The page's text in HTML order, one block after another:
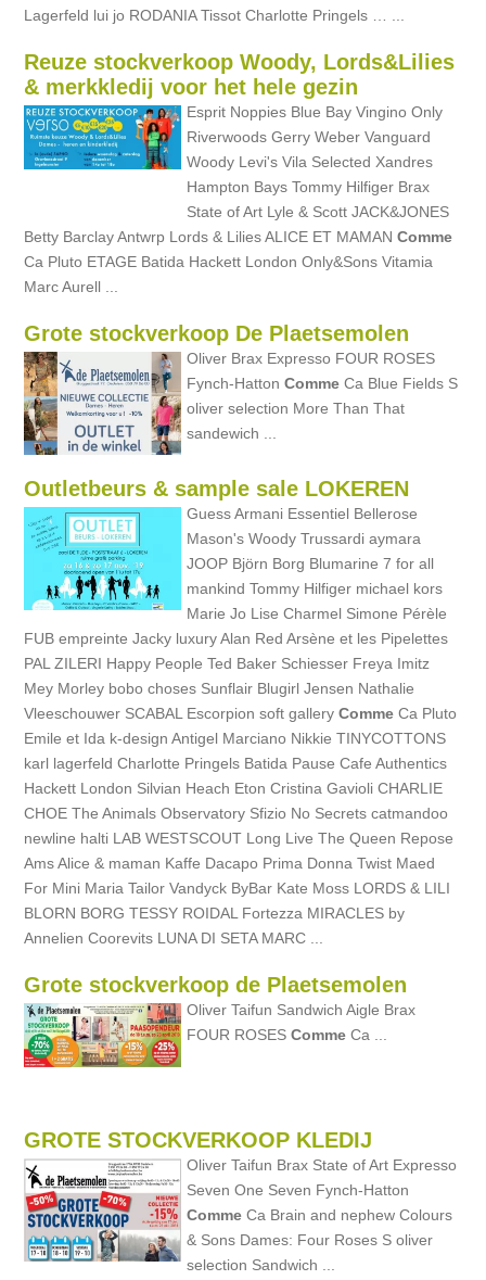
Lagerfeld lui jo RODANIA Tissot Charlotte Pringels … ...
Reuze stockverkoop Woody, Lords&Lilies
& merkkledij voor het hele gezin
Esprit Noppies Blue Bay Vingino Only
Riverwoods Gerry Weber Vanguard
Woody Levi's Vila Selected Xandres
Hampton Bays Tommy Hilfiger Brax
State of Art Lyle & Scott JACK&JONES
Betty Barclay Antwrp Lords & Lilies ALICE ET MAMANComme
Ca Pluto ETAGE Batida Hackett London Only&Sons Vitamia
Marc Aurell ...
Grote stockverkoop De Plaetsemolen
Oliver Brax Expresso FOUR ROSES
Fynch-HattonComme Ca Blue Fields S
oliver selection More Than That
sandewich ...
Outletbeurs & sample sale LOKEREN
Guess Armani Essentiel Bellerose
Mason's Woody Trussardi aymara
JOOP Björn Borg Blumarine 7 for all
mankind Tommy Hilfiger michael kors
Marie Jo Lise Charmel Simone Pérèle
FUB empreinte Jacky luxury Alan Red Arsène et les Pipelettes
PAL ZILERI Happy People Ted Baker Schiesser Freya Imitz
Mey Morley bobo choses Sunflair Blugirl Jensen Nathalie
Vleeschouwer SCABAL Escorpion soft galleryComme Ca Pluto
Emile et Ida k-design Antigel Marciano Nikkie TINYCOTTONS
karl lagerfeld Charlotte Pringels Batida Pause Cafe Authentics
Hackett London Silvian Heach Eton Cristina Gavioli CHARLIE
CHOE The Animals Observatory Sfizio No Secrets catmandoo
newline halti LAB WESTSCOUT Long Live The Queen Repose
Ams Alice & maman Kaffe Dacapo Prima Donna Twist Maed
For Mini Maria Tailor Vandyck ByBar Kate Moss LORDS & LILI
BLORN BORG TESSY ROIDAL Fortezza MIRACLES by
Annelien Coorevits LUNA DI SETA MARC ...
Grote stockverkoop de Plaetsemolen
Oliver Taifun Sandwich Aigle Brax
FOUR ROSESComme Ca ...
GROTE STOCKVERKOOP KLEDIJ
Oliver Taifun Brax State of Art Expresso
Seven One Seven Fynch-Hatton
Comme Ca Brain and nephew Colours
& Sons Dames: Four Roses S oliver
selection Sandwich ...